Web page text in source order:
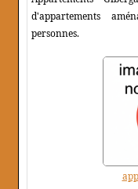
d'appartements
personnes.